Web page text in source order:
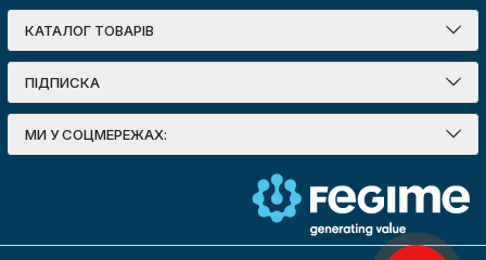
можливостей. Імпульсні блоки відзначаються
компактністю та високим ККД, UPS гарантують
безперервність роботи комп’ютерів та серверів, а
резервні рішення забезпечують автономність у разі
коливаються від 300 грн за прості моделі до 20 000
грн і більше за промислові системи. Перед покупкою
акумуляторів, гарантію та наявність сервісу. Обрати і
купити надійні джерела живлення можна у каталозі
КАТАЛОГ ТОВАРІВ
ПІДПИСКА
МИ У СОЦМЕРЕЖАХ: